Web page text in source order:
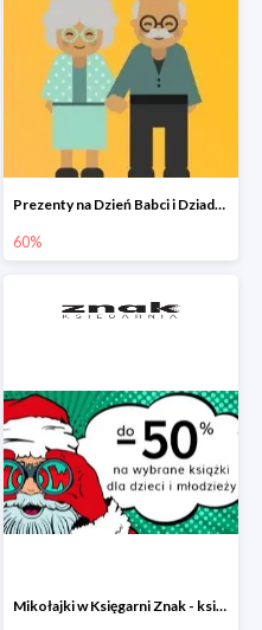
Prezenty na Dzień Babci i Dziadka w Księgarni Znak do -60%
60%
Mikołajki w Księgarni Znak - książki dla dzieci i młodzieży do -50%